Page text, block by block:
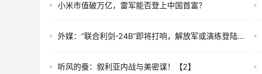
小米市值破万亿，雷军能否登上中国首富？
外媒：“联合利剑-24B”即将打响，解放军或演练登陆台湾岛！
听风的蚕：叙利亚内战与美密谋！【2】